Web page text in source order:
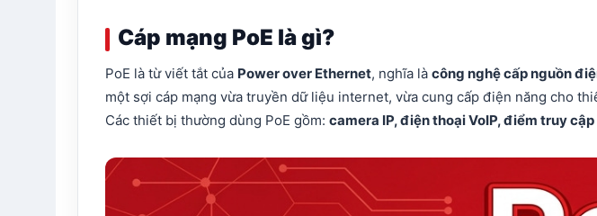
Cáp mạng PoE là gì?
PoE là từ viết tắt của Power over Ethernet, nghĩa là công nghệ cấp nguồn
một sợi cáp mạng vừa truyền dữ liệu internet, vừa cung cấp điện năng cho
Các thiết bị thường dùng PoE gồm: camera IP, điện thoại VoIP, điểm truy